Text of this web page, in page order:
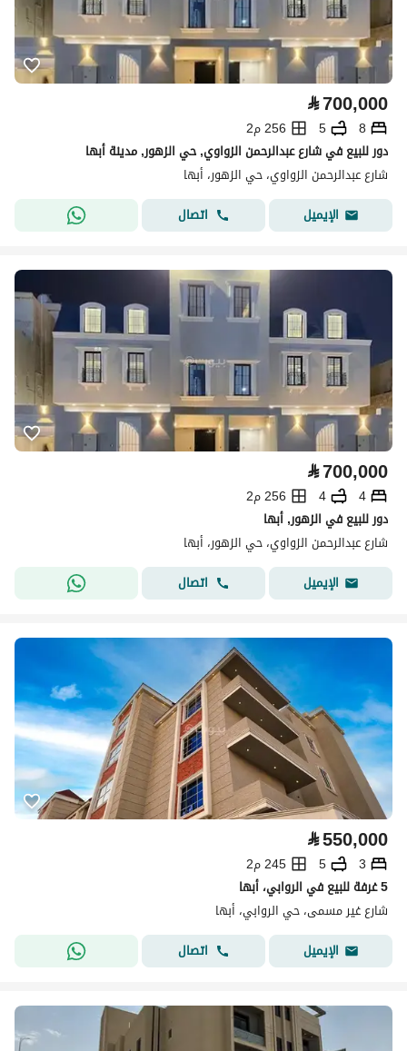
⃁700,000
8
5
256 م2
دور للبيع في شارع عبدالرحمن الزواوي, حي الزهور, مدينة أبها
شارع عبدالرحمن الزواوي، حي الزهور، أبها
الإيميل
اتصال
⃁700,000
4
4
256 م2
دور للبيع في الزهور, أبها
شارع عبدالرحمن الزواوي، حي الزهور، أبها
الإيميل
اتصال
⃁550,000
3
5
245 م2
5 غرفة للبيع في الروابي، أبها
شارع غير مسمى، حي الروابي، أبها
الإيميل
اتصال